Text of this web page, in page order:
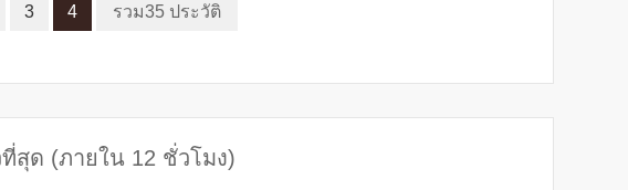
3 4 รวม35 ประวัติ
สุด (ภายใน 12 ชั่วโมง)